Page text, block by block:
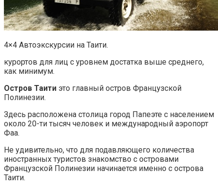
4×4 Автоэкскурсии на Таити.
курортов для лиц с уровнем достатка выше среднего,
как минимум.
Остров Таити это главный остров Французской
Полинезии.
Здесь расположена столица город Папеэте с населением
около 20-ти тысяч человек и международный аэропорт
Фаа.
Не удивительно, что для подавляющего количества
иностранных туристов знакомство с островами
Французской Полинезии начинается именно с острова
Таити.